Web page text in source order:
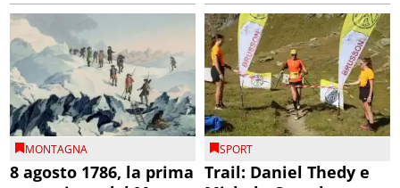
MONTAGNA
8 agosto 1786, la prima
SPORT
Trail: Daniel Thedy e